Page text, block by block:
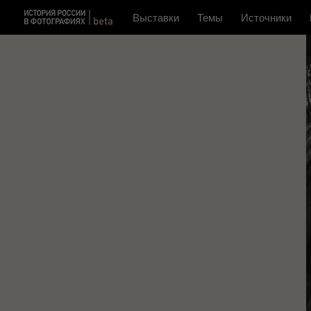
Выставки Темы Источники